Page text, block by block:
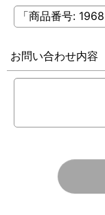
お問い合わせ内容